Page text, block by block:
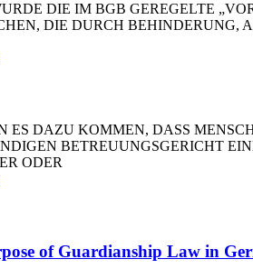
DIE IM BGB GEREGELTE
DIE DURCH
ES DAZU KOMMEN, DASS
BETREUUNGSGERICHT
ODER
of Guardianship Law in